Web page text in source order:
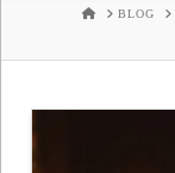
HOMEBLOG